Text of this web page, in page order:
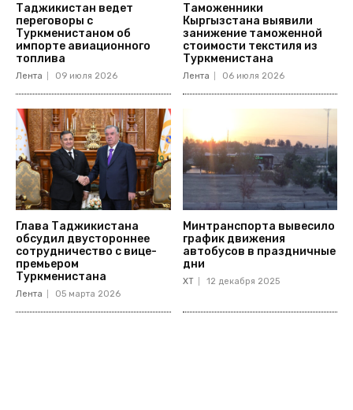
Таджикистан ведет
переговоры с
Туркменистаном об
импорте авиационного
топлива
Лента 09 июля 2026
Таможенники
Кыргызстана выявили
занижение таможенной
стоимости текстиля из
Туркменистана
Лента 06 июля 2026
Глава Таджикистана
обсудил двустороннее
сотрудничество с вице-
премьером
Туркменистана
Лента 05 марта 2026
Минтранспорта вывесило
график движения
автобусов в праздничные
дни
ХТ 12 декабря 2025